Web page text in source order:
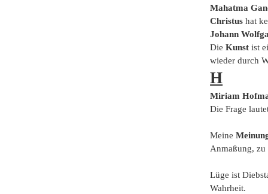
Mahatma
Christus hat
Johann
DieKunst ist
wieder durch
H
Miriam
Die Frage
Meine
Anmaßung, zu
Lüge ist
Wahrheit.